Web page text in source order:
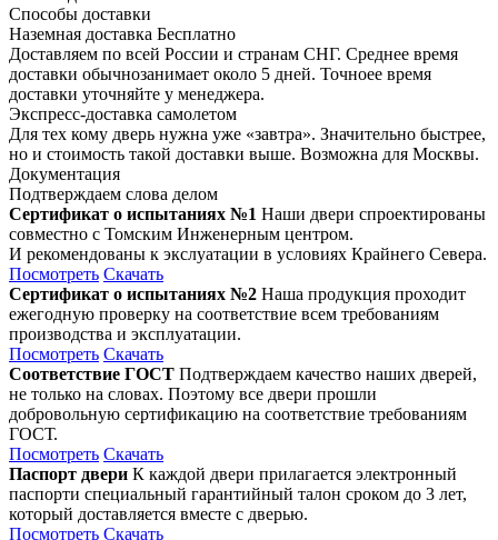
Способы доставки
Наземная доставка Бесплатно
Доставляем по всей России и странам СНГ. Среднее время
доставки обычнозанимает около 5 дней. Точноее время
доставки уточняйте у менеджера.
Экспресс-доставка самолетом
Для тех кому дверь нужна уже «завтра». Значительно быстрее,
но и стоимость такой доставки выше. Возможна для Москвы.
Документация
Подтверждаем слова делом
Сертификат о испытаниях №1 Наши двери спроектированы
совместно с Томским Инженерным центром.
И рекомендованы к экслуатации в условиях Крайнего Севера.
Посмотреть Скачать
Сертификат о испытаниях №2 Наша продукция проходит
ежегодную проверку на соответствие всем требованиям
производства и эксплуатации.
Посмотреть Скачать
Соответствие ГОСТ Подтверждаем качество наших дверей,
не только на словах. Поэтому все двери прошли
добровольную сертификацию на соответствие требованиям
ГОСТ.
Посмотреть Скачать
Паспорт двери К каждой двери прилагается электронный
паспорти специальный гарантийный талон сроком до 3 лет,
который доставляется вместе с дверью.
Посмотреть Скачать